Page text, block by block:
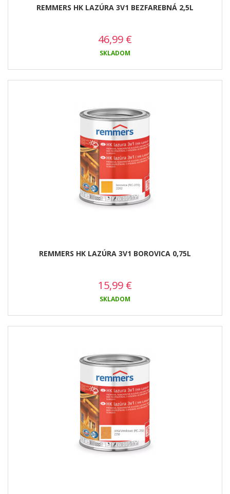
REMMERS HK LAZÚRA 3V1 BEZFAREBNÁ 2,5L
46,99 €
SKLADOM
REMMERS HK LAZÚRA 3V1 BOROVICA 0,75L
15,99 €
SKLADOM